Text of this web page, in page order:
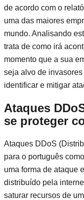
de acordo com o
uma das maiores
mundo. Analisando
trata de como irá
momento que a sua
seja alvo de
identificar e mitigar
Ataques
se proteger
Ataques DDoS
para o português
uma forma de ataque
distribuído pela
saturar recursos de